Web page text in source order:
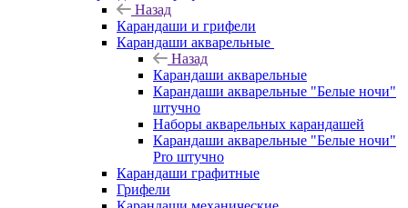
Назад
Карандаши и грифели
Карандаши акварельные
Назад
Карандаши акварельные
Карандаши акварельные "Белые ночи"
штучно
Наборы акварельных карандашей
Карандаши акварельные "Белые ночи"
Pro штучно
Карандаши графитные
Грифели